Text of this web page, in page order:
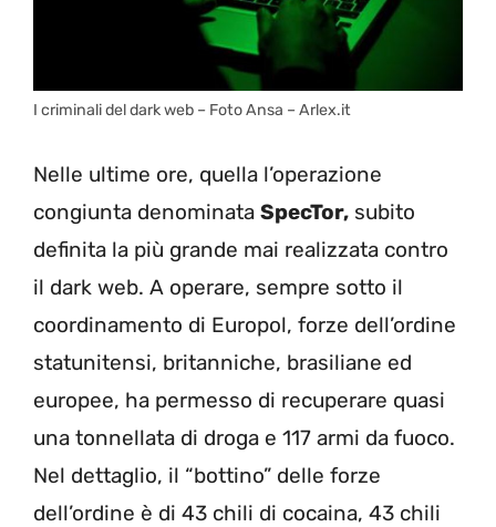
I criminali del dark web – Foto Ansa – Arlex.it
Nelle ultime ore, quella l’operazione
congiunta denominata SpecTor, subito
definita la più grande mai realizzata contro
il dark web. A operare, sempre sotto il
coordinamento di Europol, forze dell’ordine
statunitensi, britanniche, brasiliane ed
europee, ha permesso di recuperare quasi
una tonnellata di droga e 117 armi da fuoco.
Nel dettaglio, il “bottino” delle forze
dell’ordine è di 43 chili di cocaina, 43 chili